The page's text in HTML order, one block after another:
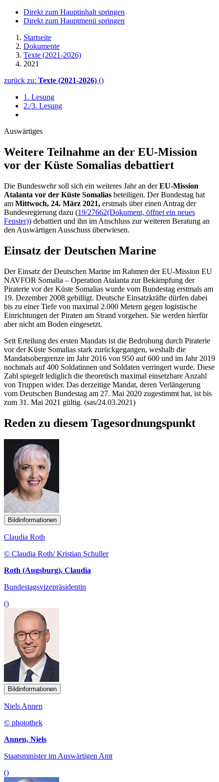
Direkt zum Hauptinhalt springen
Direkt zum Hauptmenü springen
Startseite
Dokumente
Texte (2021-2026)
2021
zurück zu: Texte (2021-2026) ()
1. Lesung
2./3. Lesung
Auswärtiges
Weitere Teilnahme an der EU-Mission
vor der Küste Somalias debattiert
Die Bundeswehr soll sich ein weiteres Jahr an derEU-Mission
Atalanta vor der Küste Somalias beteiligen. Der Bundestag hat
am Mittwoch, 24. März 2021, erstmals über einen Antrag der
Bundesregierung dazu (19/27662(Dokument, öffnet ein neues
Fenster)) debattiert und ihn im Anschluss zur weiteren Beratung an
den Auswärtigen Ausschuss überwiesen.
Einsatz der Deutschen Marine
Der Einsatz der Deutschen Marine im Rahmen der EU-Mission EU
NAVFOR Somalia – Operation Atalanta zur Bekämpfung der
Piraterie vor der Küste Somalias wurde vom Bundestag erstmals am
19. Dezember 2008 gebilligt. Deutsche Einsatzkräfte dürfen dabei
bis zu einer Tiefe von maximal 2.000 Metern gegen logistische
Einrichtungen der Piraten am Strand vorgehen. Sie werden hierfür
aber nicht am Boden eingesetzt.
Seit Erteilung des ersten Mandats ist die Bedrohung durch Piraterie
vor der Küste Somalias stark zurückgegangen, weshalb die
Mandatsobergrenze im Jahr 2016 von 950 auf 600 und im Jahr 2019
nochmals auf 400 Soldatinnen und Soldaten verringert wurde. Diese
Zahl spiegelt lediglich die theoretisch maximal einsetzbare Anzahl
von Truppen wider. Das derzeitige Mandat, deren Verlängerung
vom Deutschen Bundestag am 27. Mai 2020 zugestimmt hat, ist bis
zum 31. Mai 2021 gültig. (sas/24.03.2021)
Reden zu diesem Tagesordnungspunkt
Bildinformationen
Claudia Roth
© Claudia Roth/ Kristian Schuller
Roth (Augsburg), Claudia
Bundestagsvizepräsidentin
()
Bildinformationen
Niels Annen
© photothek
Annen, Niels
Staatsminister im Auswärtigen Amt
()